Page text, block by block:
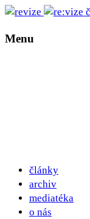
Menu
články
archiv
mediatéka
o nás